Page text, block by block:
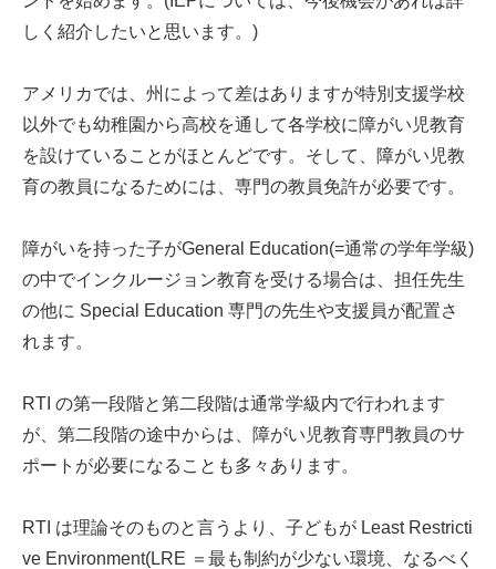
しく紹介したいと思います。)
アメリカでは、州によって差はありますが特別支援学校
以外でも幼稚園から高校を通して各学校に障がい児教育
を設けていることがほとんどです。そして、障がい児教
育の教員になるためには、専門の教員免許が必要です。
障がいを持った子がGeneral Education(=通常の学年学級)
の中でインクルージョン教育を受ける場合は、担任先生
の他に Special Education 専門の先生や支援員が配置さ
れます。
RTI の第一段階と第二段階は通常学級内で行われます
が、第二段階の途中からは、障がい児教育専門教員のサ
ポートが必要になることも多々あります。
RTI は理論そのものと言うより、子どもが Least Restricti
ve Environment(LRE ＝最も制約が少ない環境、なるべく